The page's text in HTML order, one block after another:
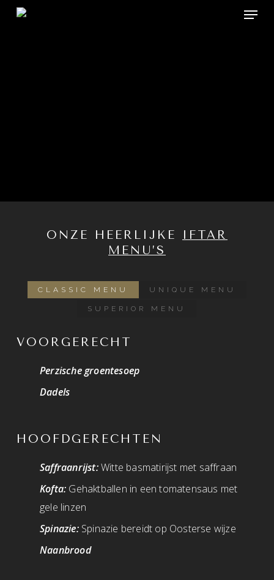
Skip
Menu
ONZE HEERLIJKE
IFTAR
MENU’S
CLASSIC MENU UNIQUE MENU
SUPERIOR MENU
VOORGERECHT
Perzische groentesoep
Dadels
HOOFDGERECHTEN
Saffraanrijst:Witte basmatirijst met saffraan
Kofta: Gehaktballen in een tomatensaus met
gele linzen
Spinazie: Spinazie bereidt op Oosterse wijze
Naanbrood